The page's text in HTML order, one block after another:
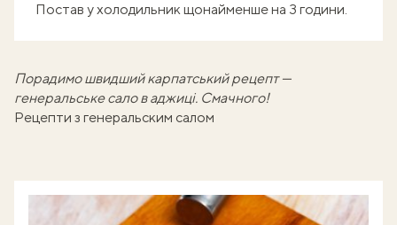
Постав у холодильник щонайменше на 3 години.
Порадимо швидший карпатський рецепт —
генеральське сало в аджиці. Смачного!
Рецепти з генеральским салом